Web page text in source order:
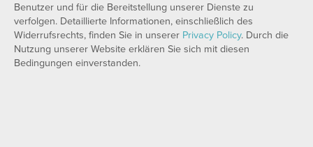
Benutzer und für die Bereitstellung unserer Dienste zu
verfolgen. Detaillierte Informationen, einschließlich des
Widerrufsrechts, finden Sie in unserer Privacy Policy. Durch die
Nutzung unserer Website erklären Sie sich mit diesen
Bedingungen einverstanden.